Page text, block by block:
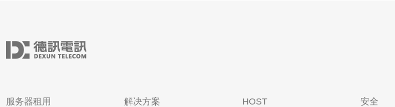
服务器租用 解决方案 HOST 安全